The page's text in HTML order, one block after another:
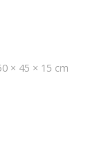
× 45 × 15 cm